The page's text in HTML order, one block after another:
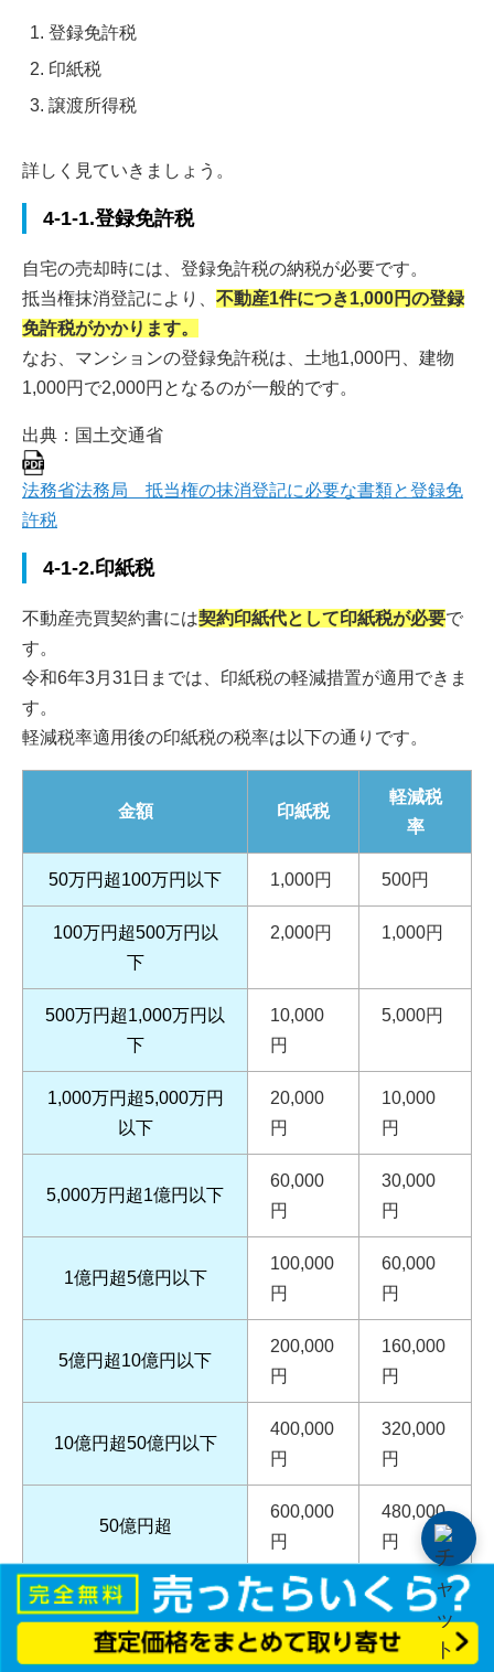
登録免許税
印紙税
譲渡所得税
詳しく見ていきましょう。
4-1-1.登録免許税
自宅の売却時には、登録免許税の納税が必要です。
抵当権抹消登記により、 不動産1件につき1,000円の登録
免許税がかかります。
なお、マンションの登録免許税は、土地1,000円、建物
1,000円で2,000円となるのが一般的です。
出典：国土交通省
法務省法務局 抵当権の抹消登記に必要な書類と登録免
許税
4-1-2.印紙税
不動産売買契約書には契約印紙代として印紙税が必要で
す。
令和6年3月31日までは、印紙税の軽減措置が適用できま
す。
軽減税率適用後の印紙税の税率は以下の通りです。
金額 印紙税
軽減税
率
50万円超100万円以下 1,000円 500円
100万円超500万円以
下
2,000円 1,000円
500万円超1,000万円以
下
10,000
円
5,000円
1,000万円超5,000万円
以下
20,000
円
10,000
円
5,000万円超1億円以下
60,000
円
30,000
円
1億円超5億円以下
100,000
円
60,000
円
5億円超10億円以下
200,000
円
160,000
円
10億円超50億円以下
400,000
円
320,000
円
50億円超
600,000
円
480,000
円
金額の記載のないもの 200円 200円
出典：国税庁不動産の譲渡、建設工事の請負に関する